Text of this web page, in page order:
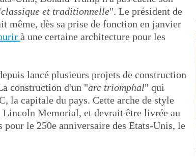
classique et traditionnelle". Le président de
même, dès sa prise de fonction en janvier
à une certaine architecture pour les
lancé plusieurs projets de construction
construction d'un "arc triomphal" qui
la capitale du pays. Cette arche de style
Lincoln Memorial, et devrait être livrée au
pour le 250e anniversaire des Etats-Unis, le